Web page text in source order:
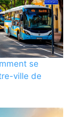
se
ville de